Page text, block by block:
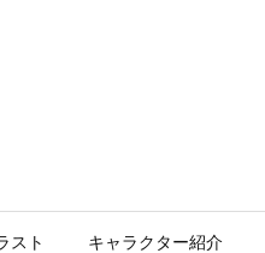
スト キャラクター紹介